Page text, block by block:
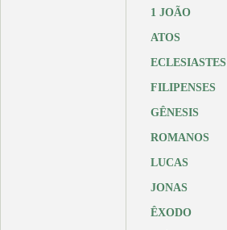
1 JOÃO
ATOS
ECLESIASTES
FILIPENSES
GÊNESIS
ROMANOS
LUCAS
JONAS
ÊXODO